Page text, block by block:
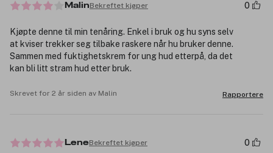
MalinBekreftet kjøper 0
Kjøpte denne til min tenåring. Enkel i bruk og hu syns selv
at kviser trekker seg tilbake raskere når hu bruker denne.
Sammen med fuktighetskrem for ung hud etterpå, da det
kan bli litt stram hud etter bruk.
Skrevet for 2 år siden av Malin Rapportere
LeneBekreftet kjøper 0